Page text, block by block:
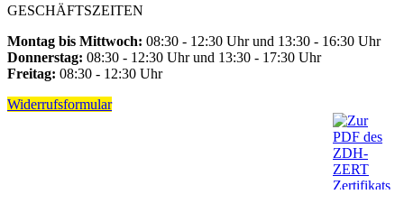
GESCHÄFTSZEITEN
Montag bis Mittwoch: 08:30 - 12:30 Uhr und 13:30 - 16:30 Uhr
Donnerstag: 08:30 - 12:30 Uhr und 13:30 - 17:30 Uhr
Freitag: 08:30 - 12:30 Uhr
Widerrufsformular